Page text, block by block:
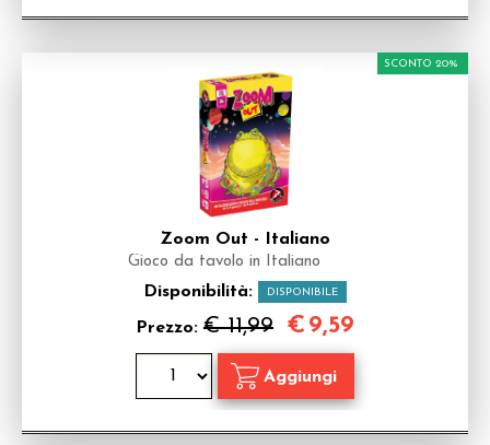
Zoom Out - Italiano
Gioco da tavolo in Italiano
Disponibilità: DISPONIBILE
Prezzo: € 11,99
SCONTO 20%
€ 9,59